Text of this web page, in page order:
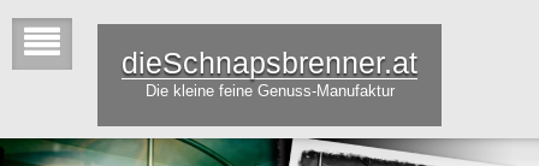
dieSchnapsbrenner.at
Die kleine feine Genuss-Manufaktur